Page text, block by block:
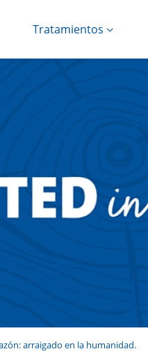
Tratamientos
arraigado en la humanidad.